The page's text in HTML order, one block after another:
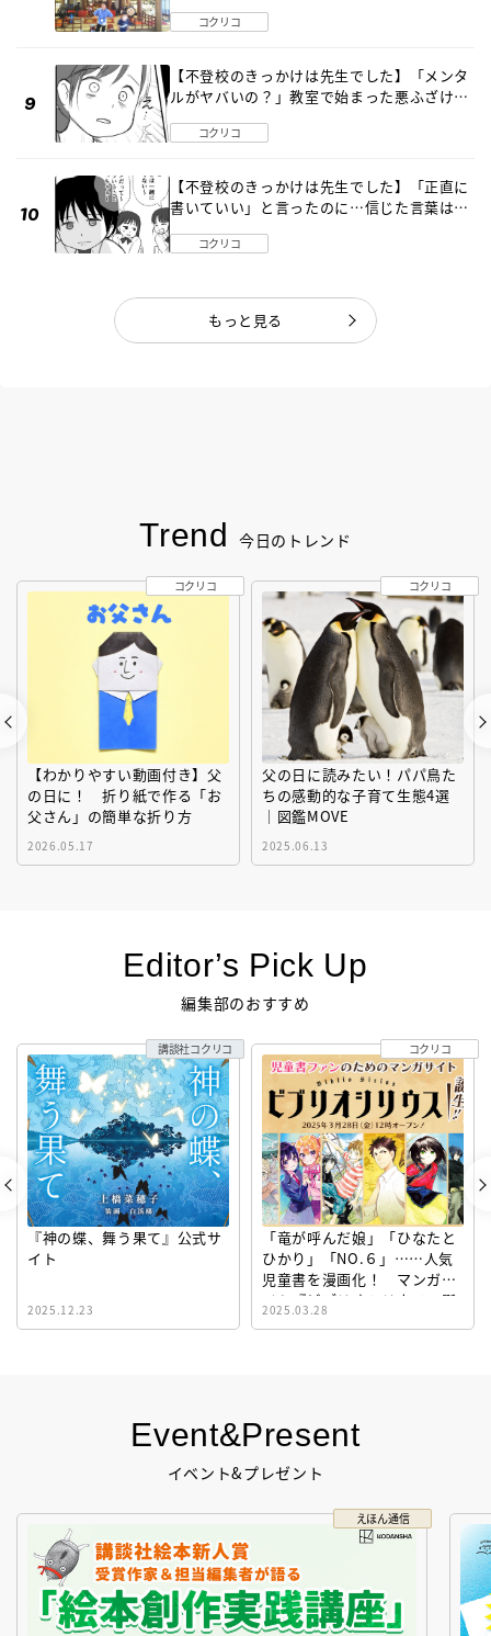
コクリコ
【不登校のきっかけは先生でした】「メンタ
ルがヤバいの？」教室で始まった悪ふざけ
コクリコ
【不登校のきっかけは先生でした】「正直に
書いていい」と言ったのに…信じた言葉は噓
コクリコ
もっと見る
Event&Present
イベント&プレゼント
えほん通信
Trend 今日のトレンド
【わかりやすい動画付き】父
の日に！ 折り紙で作る「お
父さん」の簡単な折り方
2026.05.17
コクリコ
父の日に読みたい！パパ鳥た
ちの感動的な子育て生態4選
｜図鑑MOVE
2025.06.13
コクリコ
Editor’s Pick Up
編集部のおすすめ
『神の蝶、舞う果て』公式サ
イト
2025.12.23
講談社コクリコ
「竜が呼んだ娘」「ひなたと
ひかり」「NO.６」……人気
児童書を漫画化！ マンガサ
イト『ビブリオシリウス』誕
生！
2025.03.28
コクリコ